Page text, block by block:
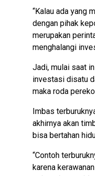
“Kalau ada yang
dengan pihak
merupakan
menghalangi
Jadi, mulai saat
investasi disatu
maka roda
Imbas
akhirnya akan
bisa bertahan
“Contoh
karena